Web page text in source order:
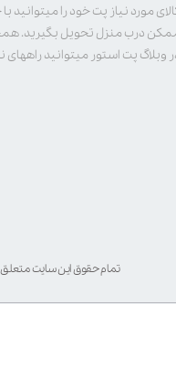
مورد نیاز پت خود را
درب منزل تحویل بگیرید.
وبلاگ پت استور میتوانید
تمام حقوق این سایت متعلق